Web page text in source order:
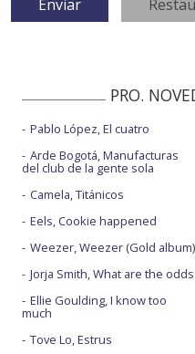
PRO.
Pablo López, El cuatro
Arde Bogotá, Manufacturas
del club de la gente sola
Camela, Titánicos
Eels, Cookie happened
Weezer, Weezer (Gold album)
Jorja Smith, What are the odds
Ellie Goulding, I know too
much
Tove Lo, Estrus